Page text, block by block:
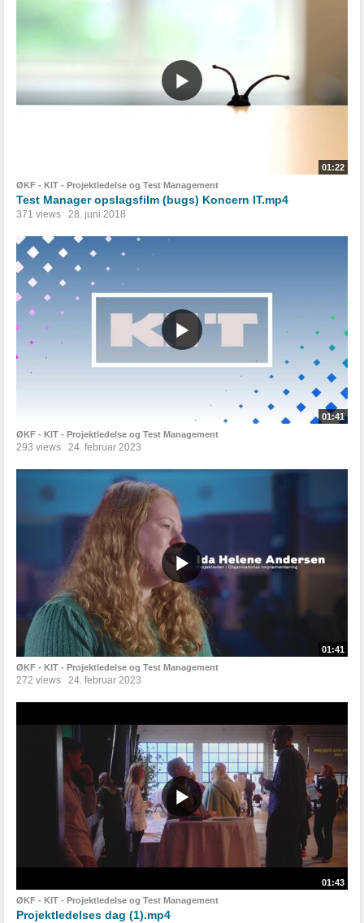
01:22
ØKF - KIT - Projektledelse og Test Management
Test Manager opslagsfilm (bugs) Koncern IT.mp4
371 views 28. juni 2018
01:41
ØKF - KIT - Projektledelse og Test Management
293 views 24. februar 2023
01:41
ØKF - KIT - Projektledelse og Test Management
272 views 24. februar 2023
01:43
ØKF - KIT - Projektledelse og Test Management
Projektledelses dag (1).mp4